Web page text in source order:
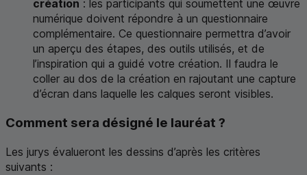
création : les participants qui soumettent une œuvre
numérique doivent répondre à un questionnaire
complémentaire. Ce questionnaire permettra d’avoir
un aperçu des étapes, des outils utilisés, et de
l’inspiration qui a guidé votre création. Il faudra le
coller au dos de la création en rajoutant une capture
d’écran dans laquelle les calques seront visibles.
Comment sera désigné le lauréat ?
Les jurys évalueront les dessins d’après les critères
suivants :